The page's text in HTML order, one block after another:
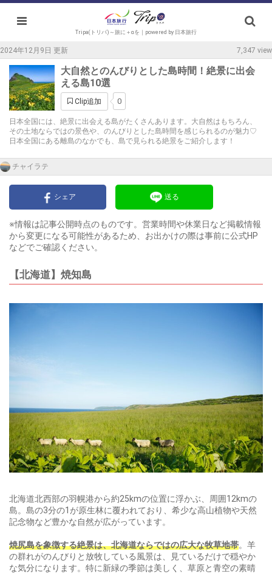
Tripa(トリパ)～旅に＋αを｜powered by 日本旅行
2024年12月9日 更新 7,347 view
大自然とのんびりとした島時間！絶景に出会
える島10選
Clip追加 0
日本全国には、絶景に出会える島がたくさんあります。大自然はもちろん、
その土地ならではの景色や、のんびりとした島時間を感じられるのが魅力♡
日本全国にある離島のなかでも、島で見られる絶景をご紹介します！
チャイラテ
シェア 送る
※情報は記事公開時点のものです。営業時間や休業日など掲載情報
から変更になる可能性があるため、お出かけの際は事前に公式HP
などでご確認ください。
【北海道】焼知島
北海道北西部の羽幌港から約25kmの位置に浮かぶ、周囲12kmの
島。島の3分の1が原生林に覆われており、希少な高山植物や天然
記念物など豊かな自然が広がっています。
焼尻島を象徴する絶景は、北海道ならではの広大な牧草地帯。羊
の群れがのんびりと放牧している風景は、見ているだけで穏やか
な気分になります。特に新緑の季節は美しく、草原と青空の素晴